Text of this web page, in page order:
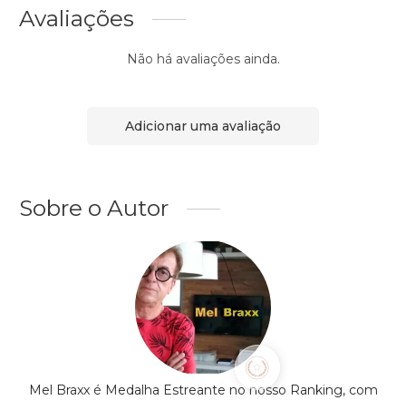
Avaliações
Não há avaliações ainda.
Adicionar uma avaliação
Sobre o Autor
Mel Braxx é Medalha Estreante no nosso Ranking, com